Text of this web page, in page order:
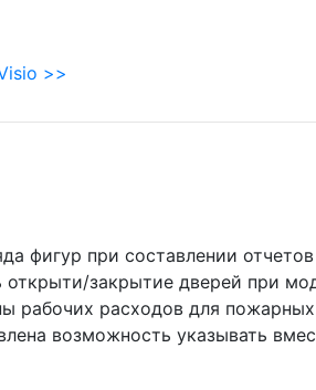
>>
фигур при составлении отчетов
открыти/закрытие дверей при
рабочих расходов для
возможность указывать